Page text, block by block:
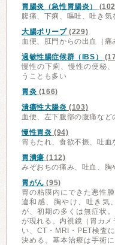
胃腸炎（急性胃腸炎）
腹痛、下痢、嘔吐、吐き
大腸ポリープ(229)
血便、肛門からの出血（痛
過敏性腸症候群（IBS）
慢性の下痢、慢性の便秘
うことも多い
胃炎 (166)
潰瘍性大腸炎 (103)
血便、左下腹部の腹痛など
慢性胃炎 (94)
胃もたれ、食欲不振、吐血
胃潰瘍 (112)
みぞおちの痛み、吐血、胸
胃がん (95)
胃の粘膜内にできた悪性
違和感、胸やけ、吐き気
が、初期の多くは無症状
が現れる。内視鏡（胃カ
い、CT・MRI・PET検査
決める。基本治療は手術